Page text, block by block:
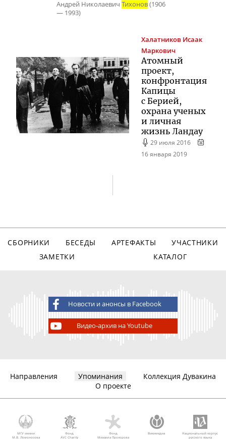
Андрей Николаевич Тихонов(1906
— 1993)
Халатников Исаак
Маркович
Атомный
проект,
конфронтация
Капицы
с Берией,
охрана ученых
и личная
жизнь Ландау
29 июля 2016
16 января 2019
СБОРНИКИ БЕСЕДЫ АРТЕФАКТЫ
УЧАСТНИКИ
ЗАМЕТКИ
КАТАЛОГ
Новости и анонсы в Facebook
Видео-архив на Youtube
Направления Упоминания
Коллекция Дувакина
О проекте
МГУ имени
М.В. Ломоносова
Фонд
AVC Charity
Фонд
Михаила Прохорова
Викимедиа
Национальный корпус
русского языка